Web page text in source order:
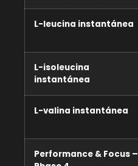
L-leucina instantánea
L-isoleucina
instantánea
L-valina instantánea
Performance & Focus –